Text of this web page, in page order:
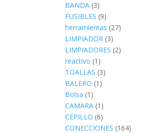
BANDA (3)
FUSIBLES (9)
herramientas (27)
LIMPIADOR (3)
LIMPIADORES (2)
reactivo (1)
TOALLAS (3)
BALERO (1)
Bolsa (1)
CAMARA (1)
CEPILLO (6)
CONECCIONES (164)